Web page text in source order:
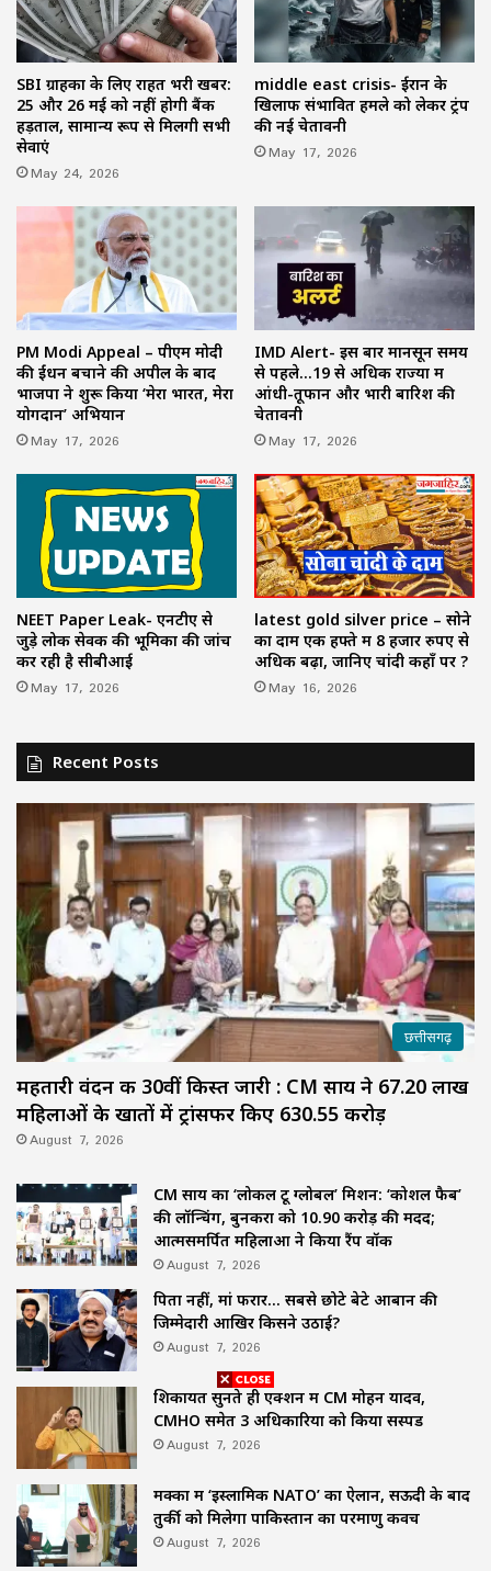
SBI ग्राहकों के लिए राहत भरी खबर:
25 और 26 मई को नहीं होगी बैंक
हड़ताल, सामान्य रूप से मिलेंगी सभी
सेवाएं
May 24, 2026
middle east crisis- ईरान के
खिलाफ संभावित हमले को लेकर ट्रंप
की नई चेतावनी
May 17, 2026
PM Modi Appeal – पीएम मोदी
की ईंधन बचाने की अपील के बाद
भाजपा ने शुरू किया ‘मेरा भारत, मेरा
योगदान’ अभियान
May 17, 2026
IMD Alert- इस बार मानसून समय
से पहले…19 से अधिक राज्यों में
आंधी-तूफान और भारी बारिश की
चेतावनी
May 17, 2026
NEET Paper Leak- एनटीए से
जुड़े लोक सेवक की भूमिका की जांच
कर रही है सीबीआई
May 17, 2026
latest gold silver price – सोने
का दाम एक हफ्ते में 8 हजार रुपए से
अधिक बढ़ा, जानिए चांदी कहाँ पर ?
May 16, 2026
Recent Posts
छत्तीसगढ़
महतारी वंदन की 30वीं किस्त जारी : CM साय ने 67.20 लाख
महिलाओं के खातों में ट्रांसफर किए ₹630.55 करोड़
August 7, 2026
CM साय का ‘लोकल टू ग्लोबल’ मिशन: ‘कोशल फैब’
की लॉन्चिंग, बुनकरों को 10.90 करोड़ की मदद;
आत्मसमर्पित महिलाओं ने किया रैंप वॉक
August 7, 2026
पिता नहीं, मां फरार… सबसे छोटे बेटे आबान की
जिम्मेदारी आखिर किसने उठाई?
August 7, 2026
शिकायतें सुनते ही एक्शन में CM मोहन यादव,
CMHO समेत 3 अधिकारियों को किया सस्पेंड
August 7, 2026
मक्का में ‘इस्लामिक NATO’ का ऐलान, सऊदी के बाद
तुर्की को मिलेगा पाकिस्तान का परमाणु कवच
August 7, 2026